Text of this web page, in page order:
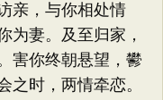
亲，与你相处情
为妻。及至归家，
害你终朝悬望，鬰
之时，两情牵恋。